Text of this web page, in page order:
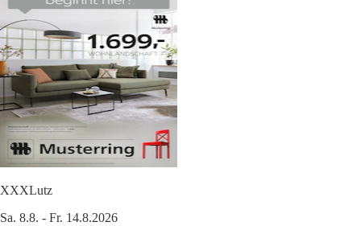
XXXLutz
Sa. 8.8. - Fr. 14.8.2026